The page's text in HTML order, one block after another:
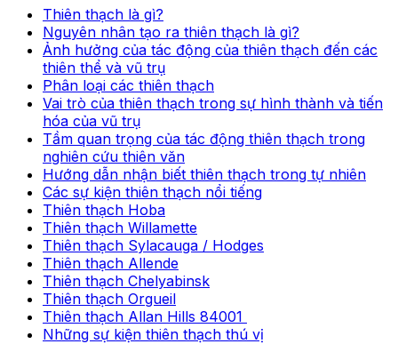
Thiên thạch là gì?
Nguyên nhân tạo ra thiên thạch là gì?
Ảnh hưởng của tác động của thiên thạch đến các
thiên thể và vũ trụ
Phân loại các thiên thạch
Vai trò của thiên thạch trong sự hình thành và tiến
hóa của vũ trụ
Tầm quan trọng của tác động thiên thạch trong
nghiên cứu thiên văn
Hướng dẫn nhận biết thiên thạch trong tự nhiên
Các sự kiện thiên thạch nổi tiếng
Thiên thạch Hoba
Thiên thạch Willamette
Thiên thạch Sylacauga / Hodges
Thiên thạch Allende
Thiên thạch Chelyabinsk
Thiên thạch Orgueil
Thiên thạch Allan Hills 84001
Những sự kiện thiên thạch thú vị